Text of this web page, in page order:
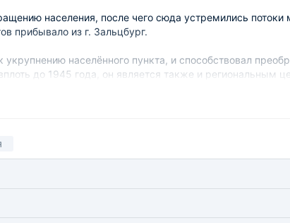
населения, после чего сюда устремились
прибывало из г. Зальцбург.
населённого пункта, и способствовал
до 1945 года, он является также и региональным
был установлен памятник бывшему королю
империи. В 1812 г. его посетил Наполеон, в то время
20 века. В этот период в городе была построена
здание суда, объекты военной инфраструктуры,